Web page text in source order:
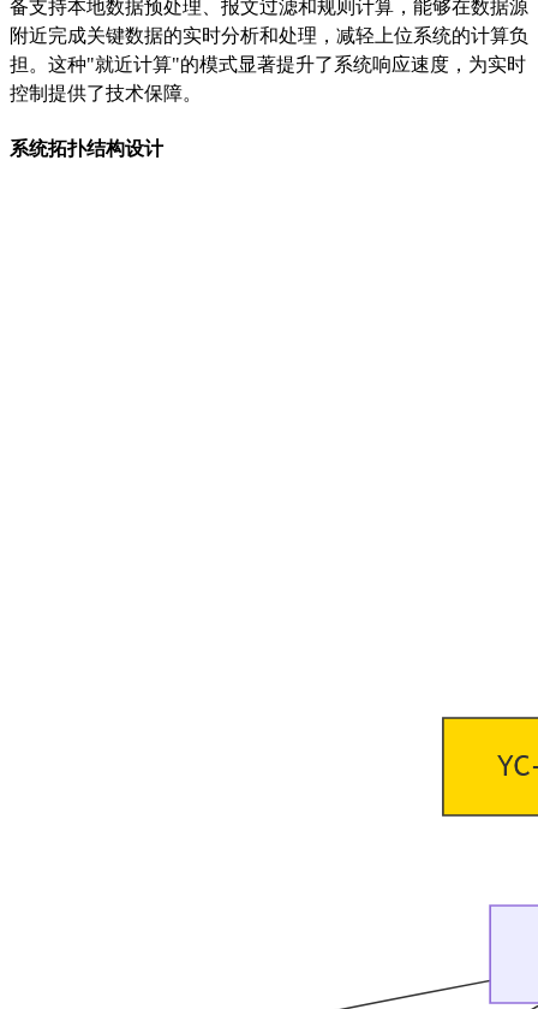
备支持本地数据预处理、报文过滤和规则计算，能够在数据源
附近完成关键数据的实时分析和处理，减轻上位系统的计算负
担。这种"就近计算"的模式显著提升了系统响应速度，为实时
控制提供了技术保障。
系统拓扑结构设计